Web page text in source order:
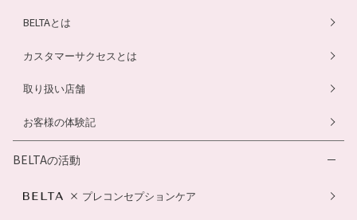
BELTAとは
カスタマーサクセスとは
取り扱い店舗
お客様の体験記
BELTAの活動
プレコンセプションケア